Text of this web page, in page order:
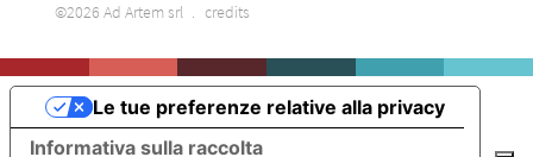
©2026 Ad Artem srl credits
Informativa sulla raccolta
Le tue preferenze relative alla privacy